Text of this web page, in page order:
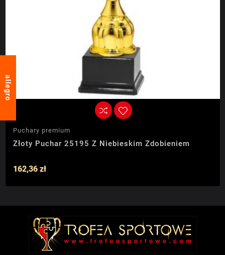
Puchary premium
Złoty Puchar 25195 Z Niebieskim Zdobieniem
162,36 zł
allegro